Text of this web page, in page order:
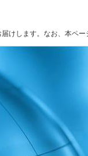
けします。なお、本ペー